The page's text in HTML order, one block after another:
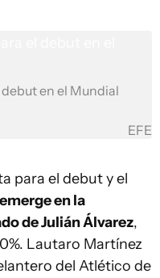
en el Mundial
EFE
para el debut y el
emerge en la
de Julián Álvarez,
Lautaro Martínez
del Atlético de